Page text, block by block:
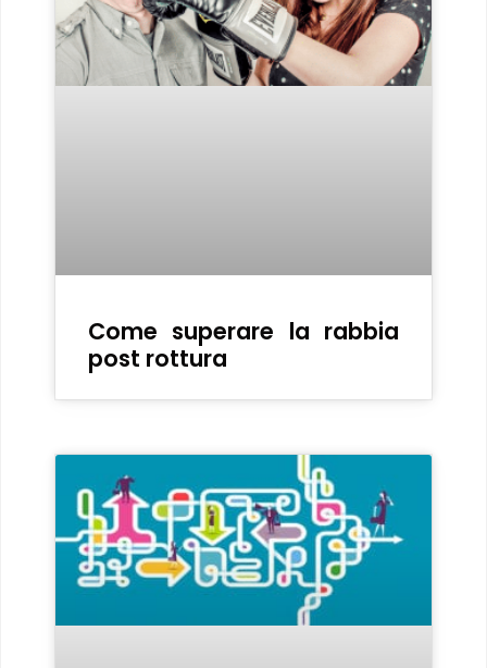
Come superare la rabbia
post rottura